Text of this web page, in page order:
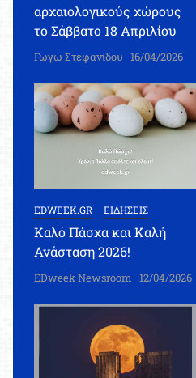
αρχαιολογικούς χώρους
το Σάββατο 18 Απριλίου
Γωγώ Στεφανίδου 16/04/2026
EDWEEK.GR ΕΙΔΗΣΕΙΣ
Καλό Πάσχα και Καλή
Ανάσταση 2026!
EDweek Newsroom 12/04/2026